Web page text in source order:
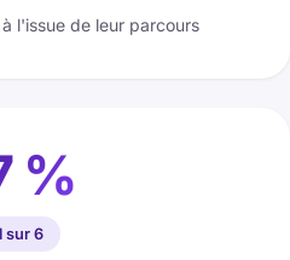
l'issue de leur parcours
%
sur 6